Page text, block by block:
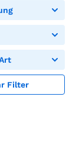
Filter